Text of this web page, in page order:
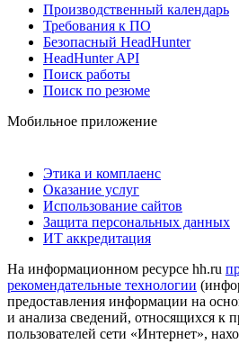
Производственный календарь
Требования к ПО
Безопасный HeadHunter
HeadHunter API
Поиск работы
Поиск по резюме
Мобильное приложение
Этика и комплаенс
Оказание услуг
Использование сайтов
Защита персональных данных
ИТ аккредитация
На информационном ресурсе hh.ru
рекомендательные технологии
предоставления информации на
и анализа сведений, относящихся к
пользователей сети «Интернет»,